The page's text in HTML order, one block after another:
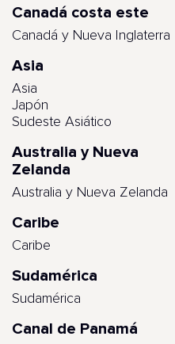
Canadá costa este
Canadá y Nueva Inglaterra
Asia
Asia
Japón
Sudeste Asiático
Australia y Nueva
Zelanda
Australia y Nueva Zelanda
Caribe
Caribe
Sudamérica
Sudamérica
Canal de Panamá